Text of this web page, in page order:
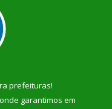
prefeituras!
garantimos em